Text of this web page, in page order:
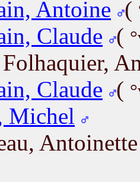
Antoine (
Claude (
Claude (
Michel
Antoinette